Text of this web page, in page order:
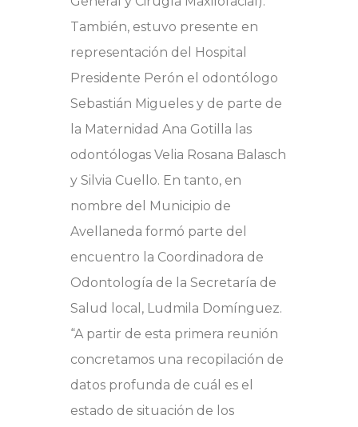
También, estuvo presente en
representación del Hospital
Presidente Perón el odontólogo
Sebastián Migueles y de parte de
la Maternidad Ana Gotilla las
odontólogas Velia Rosana Balasch
y Silvia Cuello. En tanto, en
nombre del Municipio de
Avellaneda formó parte del
encuentro la Coordinadora de
Odontología de la Secretaría de
Salud local, Ludmila Domínguez.
“A partir de esta primera reunión
concretamos una recopilación de
datos profunda de cuál es el
estado de situación de los